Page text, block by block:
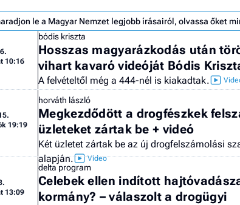
le a Magyar Nemzet legjobb írásairól, olvassa őket
10:16
bódis kriszta
Hosszas magyarázkodás után
vihart kavaró videóját Bódis
A felvételtől még a 444-nél is kiakadtak.
19:19
horváth lászló
Megkezdődött a drogfészkek
üzleteket zártak be + videó
Két üzletet zártak be az új drogfelszámolási
alapján.
13:09
delta program
Celebek ellen indított
kormány? – válaszolt a drogügyi